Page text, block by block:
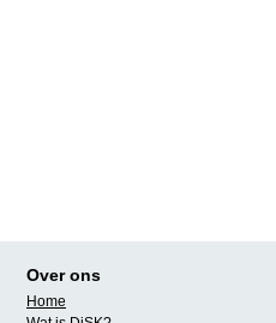
Over ons
Home